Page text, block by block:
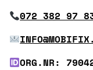
072 382 97
ORG.NR: